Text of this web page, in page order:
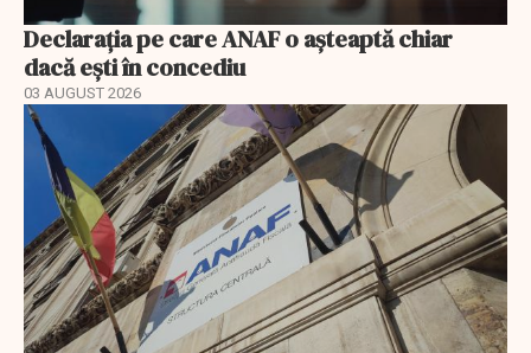
Declarația pe care ANAF o așteaptă chiar
dacă ești în concediu
03 AUGUST 2026